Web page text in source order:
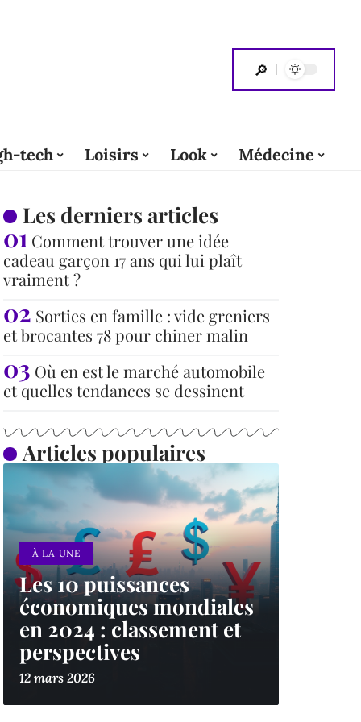
tech Loisirs Look Médecine
Les derniers articles
Comment trouver une idée
cadeau garçon 17 ans qui lui plaît
vraiment ?
Sorties en famille : vide greniers
et brocantes 78 pour chiner malin
Où en est le marché automobile
et quelles tendances se dessinent
Articles populaires
À LA UNE
Les 10 puissances
économiques mondiales
en 2024 : classement et
perspectives
12 mars 2026